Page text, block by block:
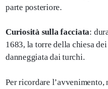
parte posteriore.
Curiosità sulla facciata:
1683, la torre della chiesa
danneggiata dai turchi.
Per ricordare l’avvenimento,